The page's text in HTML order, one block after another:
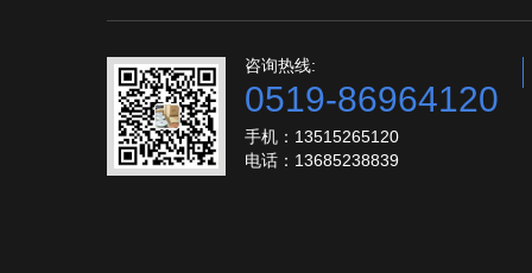
咨询热线:
0519-86964120
手机：13515265120
电话：13685238839